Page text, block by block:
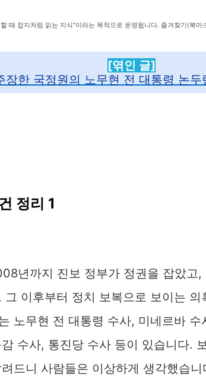
때 잡지처럼 읽는 지식"이라는 목적으로 운영됩니다. 즐겨찾기(북마
[엮인 글]
장한 국정원의 노무현 전 대통령 논
정리 1
년까지 진보 정부가 정권을 잡았고
그 이후부터 정치 보복으로 보이는 의
노무현 전 대통령 수사, 미네르바
수사, 통진당 수사 등이 있습니다.
드니 사람들은 이상하게 생각했습니